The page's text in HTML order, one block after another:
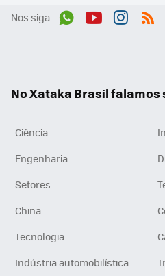
Nos siga
No Xataka Brasil falamos
Ciência
Engenharia
Setores
China
Tecnologia
Indústria automobilística